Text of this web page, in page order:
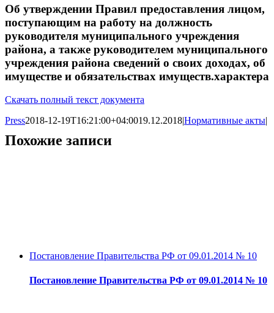
Об утверждении Правил предоставления лицом,
поступающим на работу на должность
руководителя муниципального учреждения
района, а также руководителем муниципального
учреждения района сведений о своих доходах, об
имуществе и обязательствах имуществ.характера
Скачать полный текст документа
Press2018-12-19T16:21:00+04:0019.12.2018|Нормативные акты|
Похожие записи
Постановление Правительства РФ от 09.01.2014 № 10
Постановление Правительства РФ от 09.01.2014 № 10